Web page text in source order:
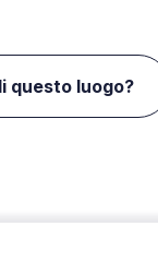
questo luogo?